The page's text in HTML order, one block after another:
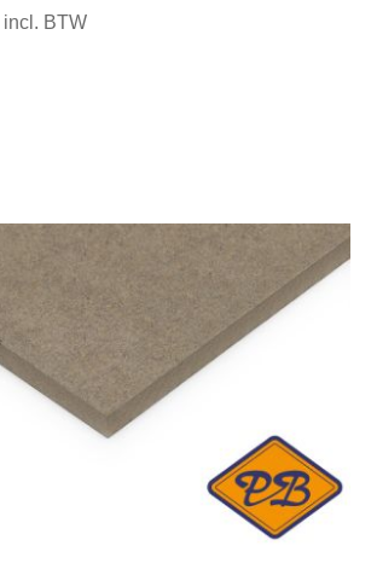
BTW